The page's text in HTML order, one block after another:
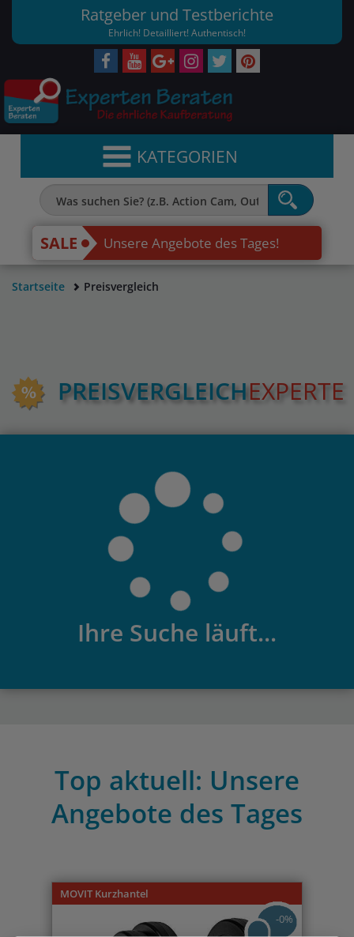
Ratgeber und Testberichte
Ehrlich! Detailliert! Authentisch!
KATEGORIEN
SALE Unsere Angebote des Tages!
Startseite Preisvergleich
PREIS­VERGLEICHEXPERTE
Ihre Suche läuft...
Top aktuell: Unsere
Angebote des Tages
MOVIT Kurzhantel
-0%